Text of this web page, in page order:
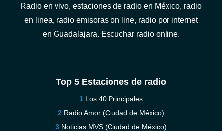
Radio en vivo, estaciones de radio en México, radio
en linea, radio emisoras on line, radio por internet
en Guadalajara. Escuchar radio online.
Top 5 Estaciones de radio
Los 40 Principales
Radio Amor (Ciudad de México)
Noticias MVS (Ciudad de México)